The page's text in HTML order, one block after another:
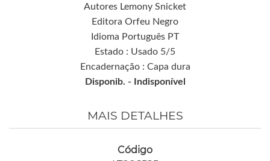
Autores Lemony Snicket
Editora Orfeu Negro
Idioma Português PT
Estado : Usado 5/5
Encadernação : Capa dura
Disponib. -
Indisponível
MAIS DETALHES
Código